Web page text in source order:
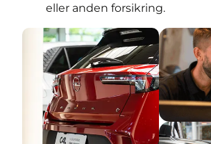
eller anden forsikring.